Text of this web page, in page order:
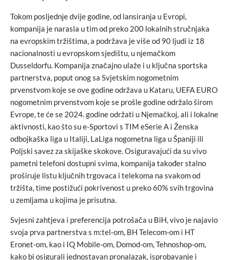
Tokom posljednje dvije godine, od lansiranja u Evropi,
kompanija je narasla u tim od preko 200 lokalnih stručnjaka
na evropskim tržištima, a podržava je više od 90 ljudi iz 18
nacionalnosti u evropskom sjedištu, u njemačkom
Dusseldorfu. Kompanija značajno ulaže i u ključna sportska
partnerstva, poput onog sa Svjetskim nogometnim
prvenstvom koje se ove godine održava u Kataru, UEFA EURO
nogometnim prvenstvom koje se prošle godine održalo širom
Evrope, te će se 2024. godine održati u Njemačkoj, ali i lokalne
aktivnosti, kao što su e-Sportovi s TIM eSerie A i Ženska
odbojkaška liga u Italiji, LaLiga nogometna liga u Španiji ili
Poljski savez za skijaške skokove. Osiguravajući da su vivo
pametni telefoni dostupni svima, kompanija također stalno
proširuje listu ključnih trgovaca i telekoma na svakom od
tržišta, time postižući pokrivenost u preko 60% svih trgovina
u zemljama u kojima je prisutna.
Svjesni zahtjeva i preferencija potrošača u BiH, vivo je najavio
svoja prva partnerstva s m:tel-om, BH Telecom-om i HT
Eronet-om, kao i IQ Mobile-om, Domod-om, Tehnoshop-om,
kako bi osigurali jednostavan pronalazak, isprobavanje i